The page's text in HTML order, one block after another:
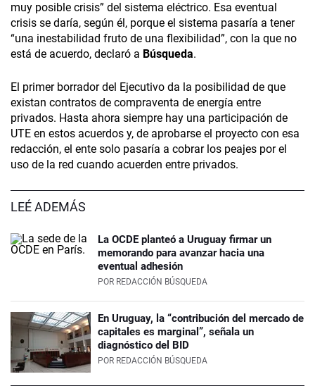
muy posible crisis” del sistema eléctrico. Esa eventual
crisis se daría, según él, porque el sistema pasaría a tener
“una inestabilidad fruto de una flexibilidad”, con la que no
está de acuerdo, declaró a Búsqueda.
El primer borrador del Ejecutivo da la posibilidad de que
existan contratos de compraventa de energía entre
privados. Hasta ahora siempre hay una participación de
UTE en estos acuerdos y, de aprobarse el proyecto con esa
redacción, el ente solo pasaría a cobrar los peajes por el
uso de la red cuando acuerden entre privados.
LEÉ ADEMÁS
La OCDE planteó a Uruguay firmar un
memorando para avanzar hacia una
eventual adhesión
POR REDACCIÓN BÚSQUEDA
En Uruguay, la “contribución del mercado de
capitales es marginal”, señala un
diagnóstico del BID
POR REDACCIÓN BÚSQUEDA